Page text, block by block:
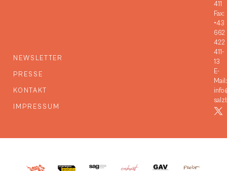
NEWSLETTER
PRESSE
KONTAKT
IMPRESSUM
411
Fax:
+43
662
422
411-
13
E-
Mail: